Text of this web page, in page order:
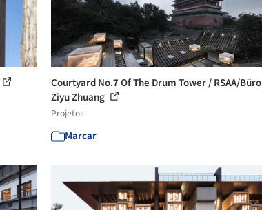
Courtyard No.7 Of The Drum Tower / RSAA/Büro
Ziyu Zhuang
Projetos
Marcar